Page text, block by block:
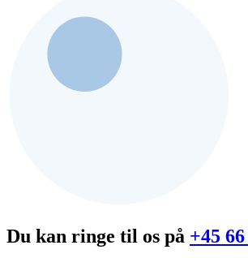
Du kan ringe til os på +45